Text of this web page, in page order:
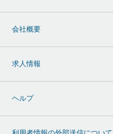
会社概要
求人情報
ヘルプ